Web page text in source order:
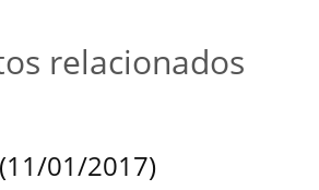
relacionados
01/2017)